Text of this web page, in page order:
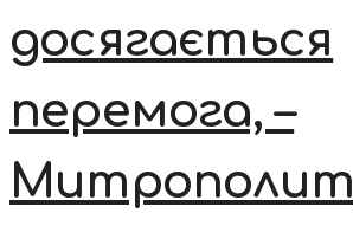
досягається
перемога, –
Митрополит